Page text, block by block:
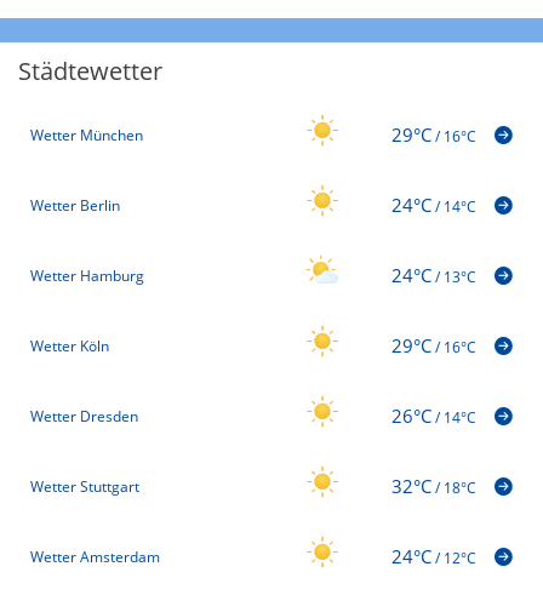
Städtewetter
Wetter München 29°C/16°C
Wetter Berlin 24°C/14°C
Wetter Hamburg 24°C/13°C
Wetter Köln 29°C/16°C
Wetter Dresden 26°C/14°C
Wetter Stuttgart 32°C/18°C
Wetter Amsterdam 24°C/12°C